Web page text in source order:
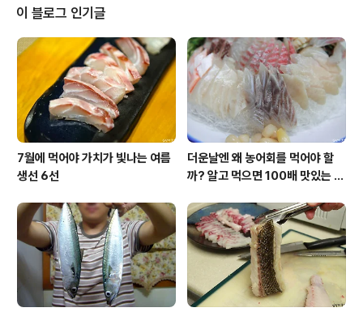
침물때를 보내고 오후물때를 맞이하며 심기일전해보는데..
한동안 입질이 없자 갑판위는 침묵에 휩싸입니다. 입질이
없으니 그 맛있던 쏨뱅이회도 소화가 제대로 될려나 모르
겠어요. 이게 얼마만에 잡은 출조기회인데.. 날씨도 좋고 물
때도 나쁘지 않은데 어째서일까? 우리부부야 어초낚시가
처음이니 그렇다치고 같이 온 일행도, 현지꾼..
이 블로그 인기글
7월에 먹어야 가치가 빛나는 여름
생선 6선
더운날엔 왜 농어회를 먹어야 할
까? 알고 먹으면 100배 맛있는 농